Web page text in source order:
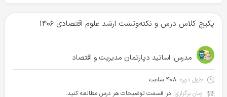
پکیج کلاس درس و نکته‌وتست ارشد علوم اقتصادی ۱۴۰۶
مدرس: اساتید دپارتمان مدیریت و اقتصاد
طول دوره: ۴۰۸ ساعت
زمان برگزاری: در قسمت توضیحات هر درس مطالعه کنید.